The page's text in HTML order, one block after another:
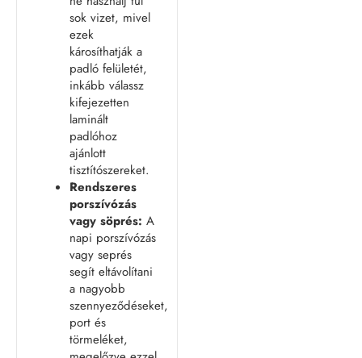
sok vizet, mivel
ezek
károsíthatják a
padló felületét,
inkább válassz
kifejezetten
laminált
padlóhoz
ajánlott
tisztítószereket.
Rendszeres
porszívózás
vagy söprés: A
napi porszívózás
vagy seprés
segít eltávolítani
a nagyobb
szennyeződéseket,
port és
törmeléket,